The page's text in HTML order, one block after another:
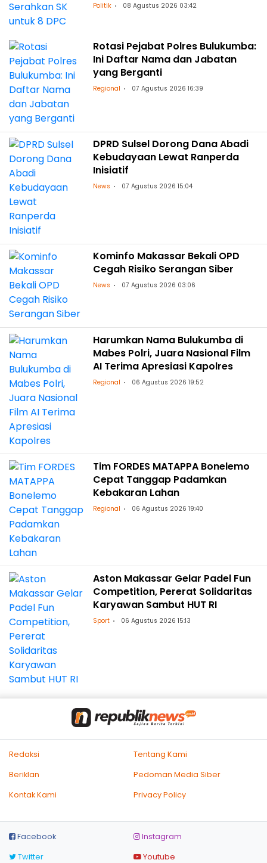
Politik 08 Agustus 2026 03:42
Rotasi Pejabat Polres Bulukumba:
Ini Daftar Nama dan Jabatan
yang Berganti
Regional 07 Agustus 2026 16:39
DPRD Sulsel Dorong Dana Abadi
Kebudayaan Lewat Ranperda
Inisiatif
News 07 Agustus 2026 15:04
Kominfo Makassar Bekali OPD
Cegah Risiko Serangan Siber
News 07 Agustus 2026 03:06
Harumkan Nama Bulukumba di
Mabes Polri, Juara Nasional Film
AI Terima Apresiasi Kapolres
Regional 06 Agustus 2026 19:52
Tim FORDES MATAPPA Bonelemo
Cepat Tanggap Padamkan
Kebakaran Lahan
Regional 06 Agustus 2026 19:40
Aston Makassar Gelar Padel Fun
Competition, Pererat Solidaritas
Karyawan Sambut HUT RI
Sport 06 Agustus 2026 15:13
Redaksi
Tentang Kami
Beriklan
Pedoman Media Siber
Kontak Kami
Privacy Policy
Facebook
Instagram
Twitter
Youtube